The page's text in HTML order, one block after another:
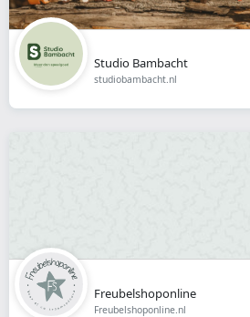
Studio Bambacht
studiobambacht.nl
Freubelshoponline
Freubelshoponline.nl